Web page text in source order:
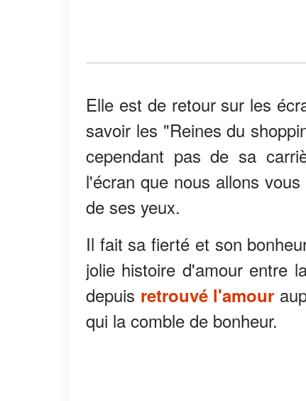
Elle est de retour sur les
savoir les "Reines du
cependant pas de sa
l'écran que nous allons
de ses yeux.
Il fait sa fierté et son
jolie histoire d'amour entre
depuis retrouvé l'amour
qui la comble de bonheur.